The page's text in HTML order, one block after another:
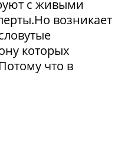
с живыми
возникает
которых
что в